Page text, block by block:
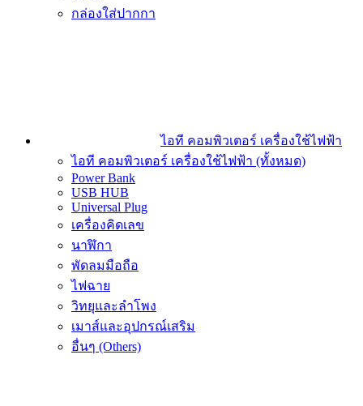
กล่องใส่ปากกา
ไอที คอมพิวเตอร์ เครื่องใช้ไฟฟ้า
ไอที คอมพิวเตอร์ เครื่องใช้ไฟฟ้า (ทั้งหมด)
Power Bank
USB HUB
Universal Plug
เครื่องคิดเลข
นาฬิกา
พัดลมมือถือ
ไฟฉาย
วิทยุและลำโพง
เมาส์และอุปกรณ์เสริม
อื่นๆ (Others)